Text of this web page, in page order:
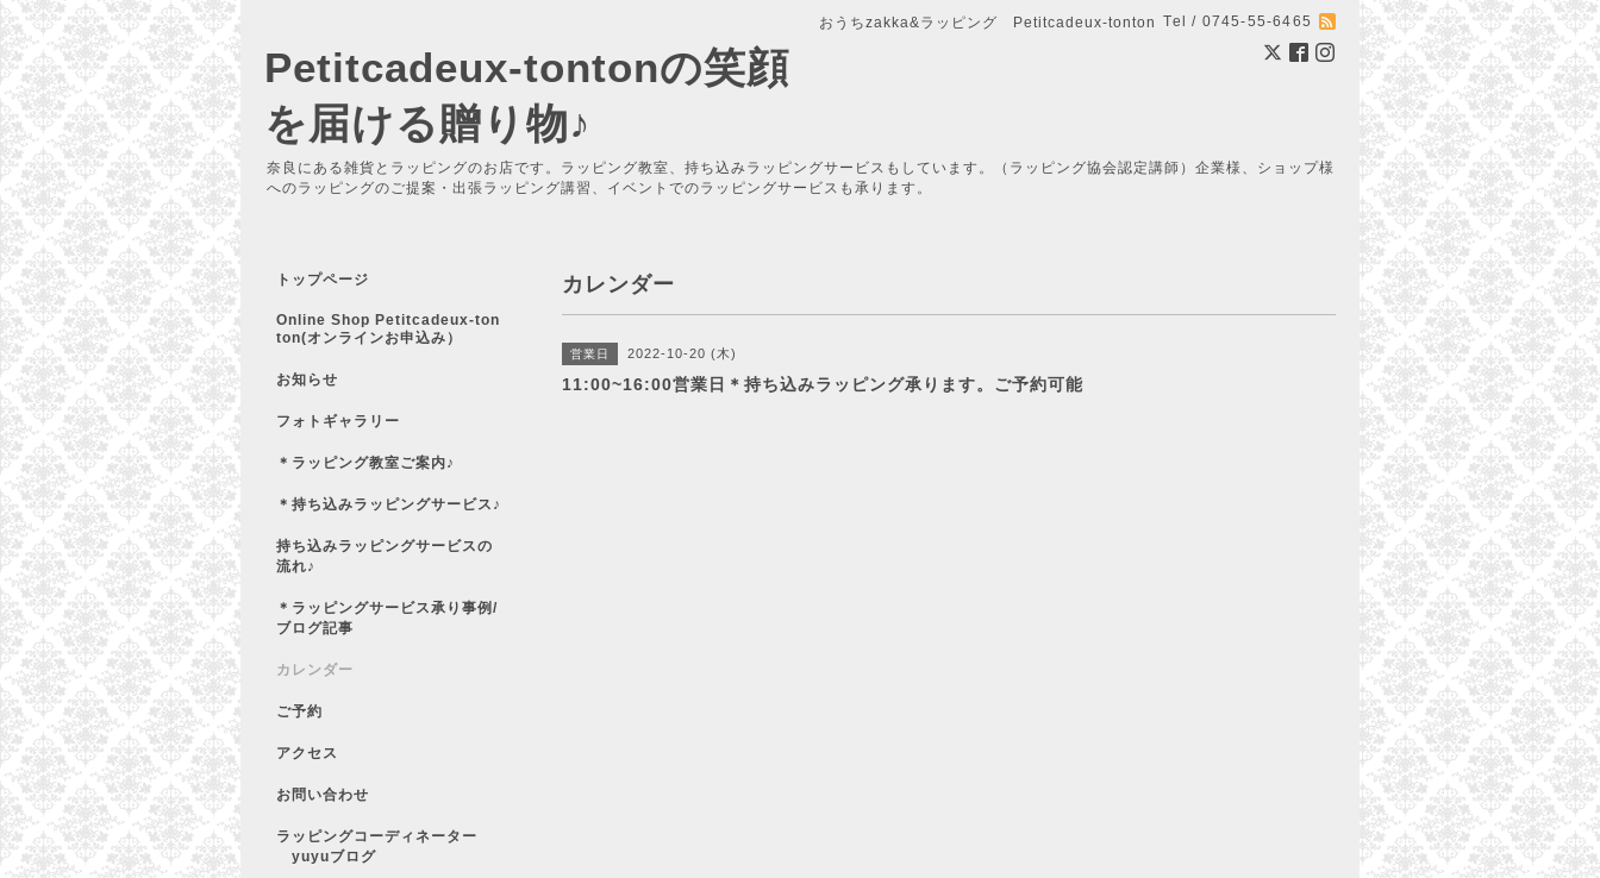
おうちzakka&ラッピング Petitcadeux-tonton Tel / 0745-55-6465
Petitcadeux-tontonの笑顔
を届ける贈り物♪
奈良にある雑貨とラッピングのお店です。ラッピング教室、持ち込みラッピングサービスもしています。（ラッピング協会認定講師）企業様、ショップ様
へのラッピングのご提案・出張ラッピング講習、イベントでのラッピングサービスも承ります。
カレンダー
営業日 2022-10-20 (木)
11:00~16:00営業日＊持ち込みラッピング承ります。ご予約可能
トップページ
Online Shop Petitcadeux-ton
ton(オンラインお申込み）
お知らせ
フォトギャラリー
＊ラッピング教室ご案内♪
＊持ち込みラッピングサービス♪
持ち込みラッピングサービスの
流れ♪
＊ラッピングサービス承り事例/
ブログ記事
カレンダー
ご予約
アクセス
お問い合わせ
ラッピングコーディネーター
yuyuブログ